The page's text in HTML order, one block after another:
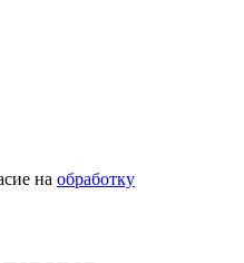
на обработку